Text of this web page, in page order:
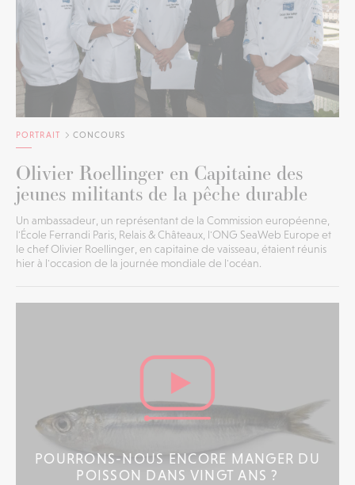
PORTRAIT CONCOURS
Olivier Roellinger en Capitaine des
jeunes militants de la pêche durable
Un ambassadeur, un représentant de la Commission européenne,
l'École Ferrandi Paris, Relais & Châteaux, l'ONG SeaWeb Europe et
le chef Olivier Roellinger, en capitaine de vaisseau, étaient réunis
hier à l'occasion de la journée mondiale de l'océan.
POURRONS-NOUS ENCORE MANGER DU
POISSON DANS VINGT ANS ?